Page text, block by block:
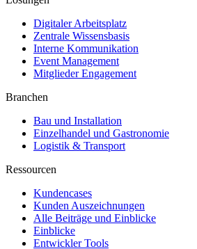
Digitaler Arbeitsplatz
Zentrale Wissensbasis
Interne Kommunikation
Event Management
Mitglieder Engagement
Branchen
Bau und Installation
Einzelhandel und Gastronomie
Logistik & Transport
Ressourcen
Kundencases​
Kunden Auszeichnungen
Alle Beiträge und Einblicke
Einblicke
Entwickler Tools